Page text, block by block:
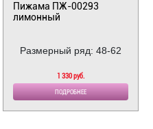
Пижама ПЖ-00293
лимонный
Размерный ряд: 48-62
1 330 руб.
ПОДРОБНЕЕ